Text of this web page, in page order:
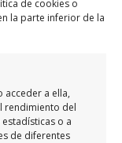
de cookies o
la parte inferior de la
acceder a ella,
rendimiento del
o a
de diferentes